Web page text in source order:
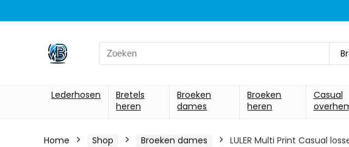
Search
for:
Lederhosen
Bretels
heren
Broeken
dames
Broeken
heren
Casual
Home Shop Broeken dames LULER Multi Print Casual